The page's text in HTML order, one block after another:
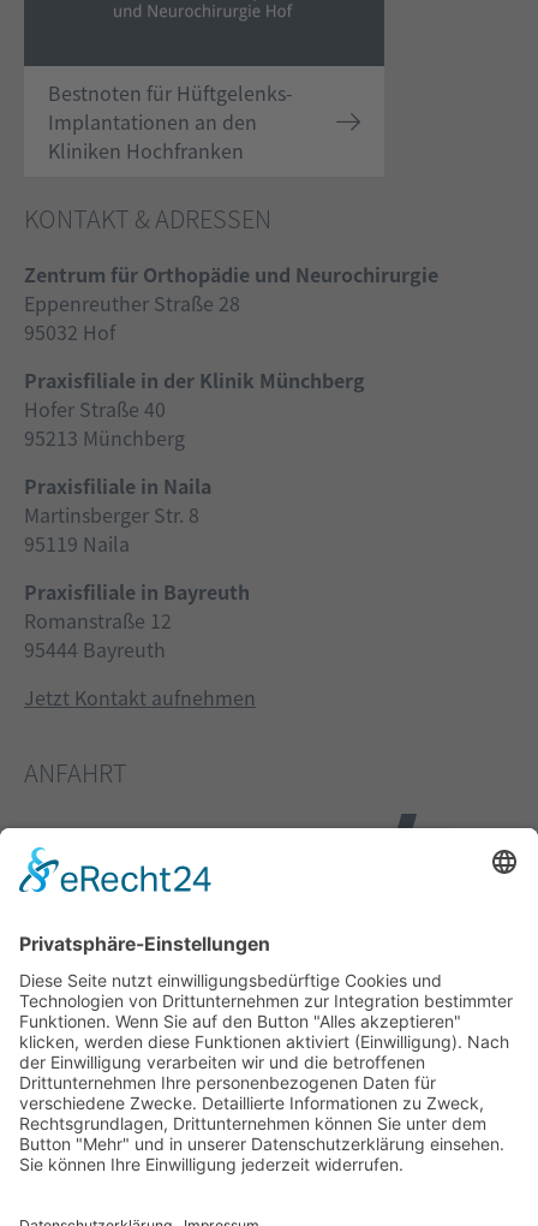
Bestnoten für Hüftgelenks-
Implantationen an den
Kliniken Hochfranken
KONTAKT & ADRESSEN
Zentrum für Orthopädie und Neurochirurgie
Eppenreuther Straße 28
95032 Hof
Praxisfiliale in der Klinik Münchberg
Hofer Straße 40
95213 Münchberg
Praxisfiliale in Naila
Martinsberger Str. 8
95119 Naila
Praxisfiliale in Bayreuth
Romanstraße 12
95444 Bayreuth
Jetzt Kontakt aufnehmen
ANFAHRT